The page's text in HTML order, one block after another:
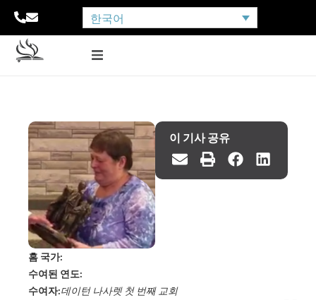
한국어
이 기사 공유
홈 국가:
수여된 연도:
수여자:데이턴 나사렛 첫 번째 교회